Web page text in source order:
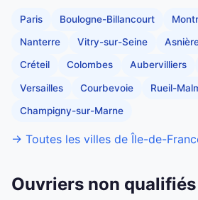
Paris Boulogne-Billancourt
Nanterre Vitry-sur-Seine
Créteil Colombes Aubervilliers
Versailles Courbevoie Rueil-
Champigny-sur-Marne
→ Toutes les villes de Île-de-
Ouvriers non